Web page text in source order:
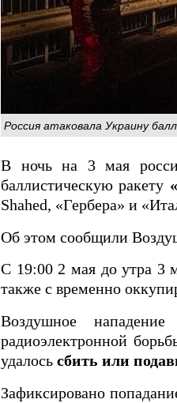
Россия атаковала Украину
В ночь на 3 мая
баллистическую ракету
Shahed, «Гербера» и
Об этом сообщили
С 19:00 2 мая до утра 3
также с временно
Воздушное
радиоэлектронной
удалось сбить или
Зафиксировано